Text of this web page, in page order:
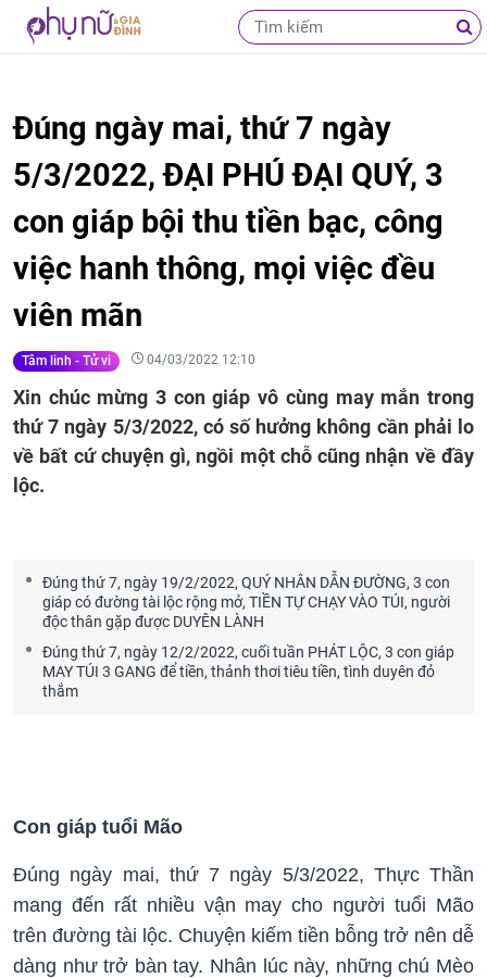
Đúng ngày mai, thứ 7 ngày
5/3/2022, ĐẠI PHÚ ĐẠI QUÝ, 3
con giáp bội thu tiền bạc, công
việc hanh thông, mọi việc đều
viên mãn
Tâm linh - Tử vi 04/03/2022 12:10
Xin chúc mừng 3 con giáp vô cùng may mắn trong
thứ 7 ngày 5/3/2022, có số hưởng không cần phải lo
về bất cứ chuyện gì, ngồi một chỗ cũng nhận về đầy
lộc.
Đúng thứ 7, ngày 19/2/2022, QUÝ NHÂN DẪN ĐƯỜNG, 3 con
giáp có đường tài lộc rộng mở, TIỀN TỰ CHẠY VÀO TÚI, người
độc thân gặp được DUYÊN LÀNH
Đúng thứ 7, ngày 12/2/2022, cuối tuần PHÁT LỘC, 3 con giáp
MAY TÚI 3 GANG để tiền, thảnh thơi tiêu tiền, tình duyên đỏ
thắm
Con giáp tuổi Mão
Đúng ngày mai, thứ 7 ngày 5/3/2022, Thực Thần
mang đến rất nhiều vận may cho người tuổi Mão
trên đường tài lộc. Chuyện kiếm tiền bỗng trở nên dễ
dàng như trở bàn tay. Nhân lúc này, những chú Mèo